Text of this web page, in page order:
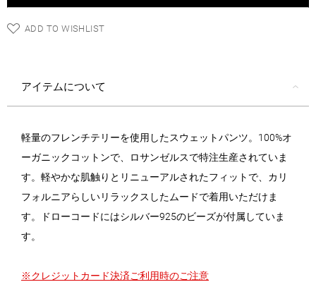
ADD TO WISHLIST
アイテムについて
軽量のフレンチテリーを使用したスウェットパンツ。100%オ
ーガニックコットンで、ロサンゼルスで特注生産されていま
す。軽やかな肌触りとリニューアルされたフィットで、カリ
フォルニアらしいリラックスしたムードで着用いただけま
す。ドローコードにはシルバー925のビーズが付属していま
す。
※クレジットカード決済ご利用時のご注意